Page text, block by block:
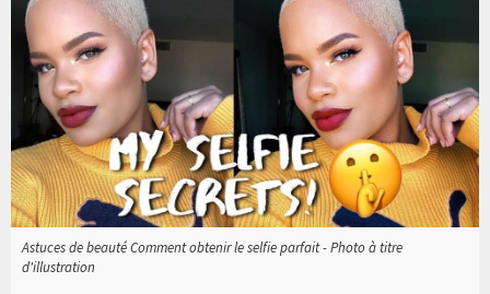
Astuces de beauté Comment obtenir le selfie parfait - Photo à titre
d'illustration